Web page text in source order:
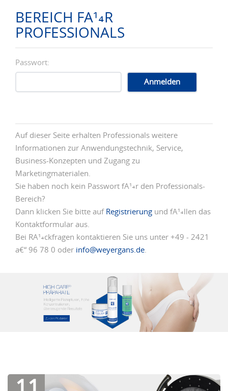
BEREICH FÃ¼R
PROFESSIONALS
Passwort:
Auf dieser Seite erhalten Professionals weitere
Informationen zur Anwendungstechnik, Service,
Business-Konzepten und Zugang zu
Marketingmaterialen.
Sie haben noch kein Passwort fÃ¼r den Professionals-
Bereich?
Dann klicken Sie bitte auf Registrierung und fÃ¼llen das
Kontaktformular aus.
Bei RÃ¼ckfragen kontaktieren Sie uns unter +49 - 2421
â€“ 96 78 0 oder info@weyergans.de.